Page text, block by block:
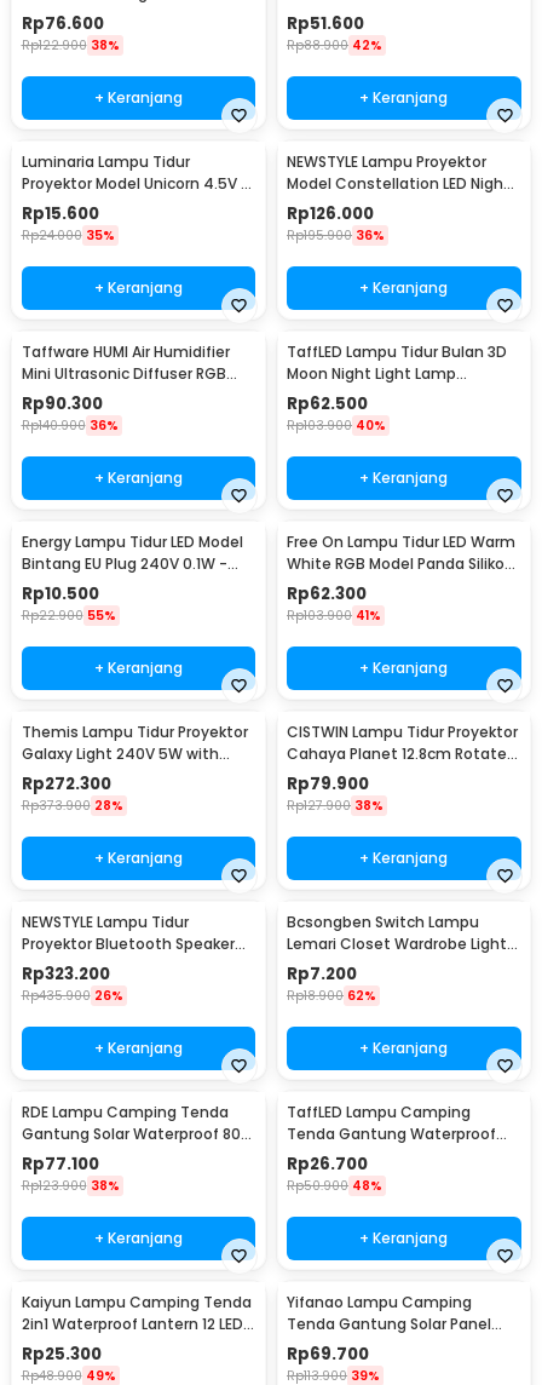
1500mAh 5V 3W - F8-1
Rp76.600
Rp122.900 38%
+ Keranjang
0.3W 4.5V - LJC-124
Rp51.600
Rp88.900 42%
+ Keranjang
Luminaria Lampu Tidur
Proyektor Model Unicorn 4.5V -
GP-ZS0
Rp15.600
Rp24.000 35%
+ Keranjang
NEWSTYLE Lampu Proyektor
Model Constellation LED Night
Light 3W 5V - NL-USB
Rp126.000
Rp195.900 36%
+ Keranjang
Taffware HUMI Air Humidifier
Mini Ultrasonic Diffuser RGB
500ml Remote - 2467
Rp90.300
Rp140.900 36%
+ Keranjang
TaffLED Lampu Tidur Bulan 3D
Moon Night Light Lamp
Rechargeable 12cm - ROX-05
Rp62.500
Rp103.900 40%
+ Keranjang
Energy Lampu Tidur LED Model
Bintang EU Plug 240V 0.1W -
EN-NL-8
Rp10.500
Rp22.900 55%
+ Keranjang
Free On Lampu Tidur LED Warm
White RGB Model Panda Silikon
Lamp 1.5W - ZH-121
Rp62.300
Rp103.900 41%
+ Keranjang
Themis Lampu Tidur Proyektor
Galaxy Light 240V 5W with
Remote Control - HR-A1
Rp272.300
Rp373.900 28%
+ Keranjang
CISTWIN Lampu Tidur Proyektor
Cahaya Planet 12.8cm Rotate
with 6 Film - PT-521
Rp79.900
Rp127.900 38%
+ Keranjang
NEWSTYLE Lampu Tidur
Proyektor Bluetooth Speaker
220V with Remote - GX-334
Rp323.200
Rp435.900 26%
+ Keranjang
Bcsongben Switch Lampu
Lemari Closet Wardrobe Light
Automatic Switch - YGKG1
Rp7.200
Rp18.900 62%
+ Keranjang
RDE Lampu Camping Tenda
Gantung Solar Waterproof 800
Lumens 2400mAh - HS-V65
Rp77.100
Rp123.900 38%
+ Keranjang
TaffLED Lampu Camping
Tenda Gantung Waterproof
150 Lumens 800mAh - 511
Rp26.700
Rp50.900 48%
+ Keranjang
Kaiyun Lampu Camping Tenda
2in1 Waterproof Lantern 12 LED -
9789
Rp25.300
Rp48.900 49%
Yifanao Lampu Camping
Tenda Gantung Solar Panel
Waterproof IPX6 280W - G13
Rp69.700
Rp113.900 39%